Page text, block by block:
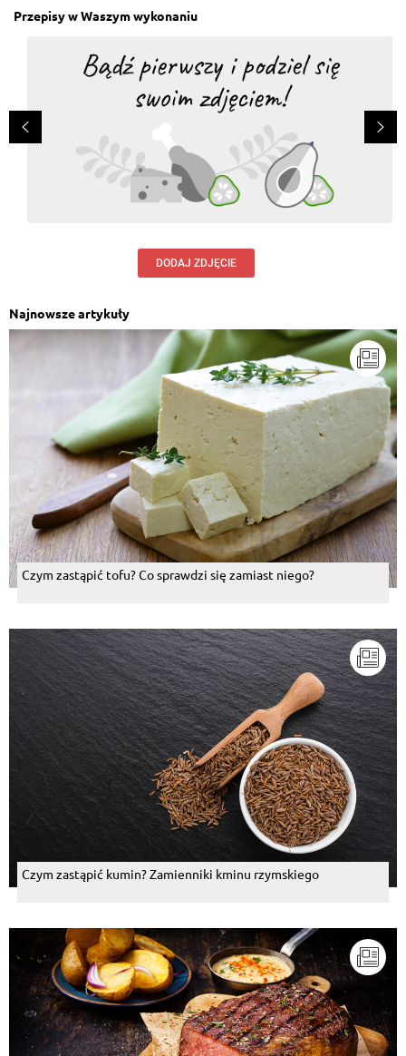
Przepisy w Waszym wykonaniu
DODAJ ZDJĘCIE
Najnowsze artykuły
Czym zastąpić tofu? Co sprawdzi się zamiast niego?
Czym zastąpić kumin? Zamienniki kminu rzymskiego